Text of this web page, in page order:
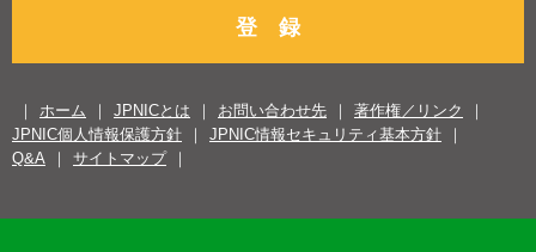
登 録
ホーム JPNICとは お問い合わせ先
著作権／リンク
JPNIC個人情報保護方針
JPNIC情報セキュリティ基本方針
Q&A
サイトマップ